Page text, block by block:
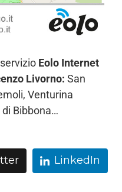
Eolo Internet
Livorno: San
Venturina
Bibbona…
LinkedIn